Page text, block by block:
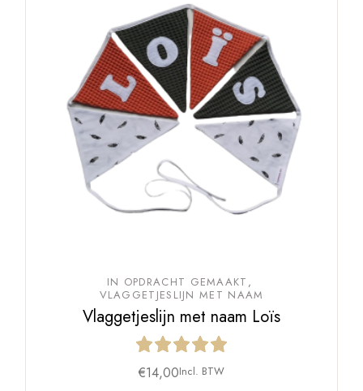
IN OPDRACHT GEMAAKT
VLAGGETJESLIJN MET NAAM
Vlaggetjeslijn met naam Loïs
€14,00Incl. BTW